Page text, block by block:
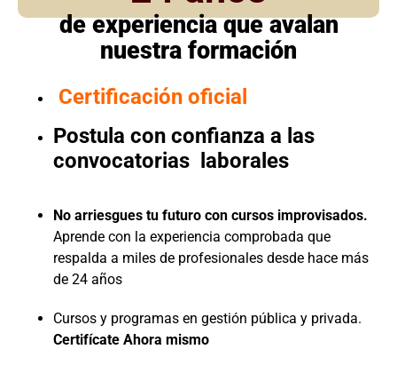
de experiencia que avalan
nuestra formación
Certificación oficial
Postula con confianza a las
convocatorias laborales
No arriesgues tu futuro con cursos improvisados.
Aprende con la experiencia comprobada que
respalda a miles de profesionales desde hace más
de 24 años
Cursos y programas en gestión pública y privada.
Certifícate Ahora mismo